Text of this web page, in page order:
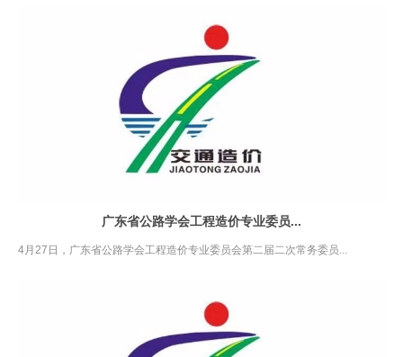
广东省公路学会工程造价专业委员...
4月27日，广东省公路学会工程造价专业委员会第二届二次常务委员...